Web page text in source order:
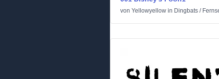
von Yellowyellow in Dingbats /